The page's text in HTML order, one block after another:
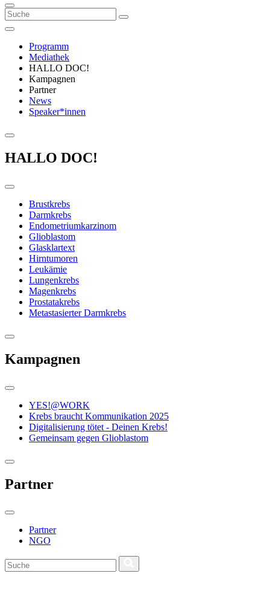
Programm
Mediathek
HALLO DOC!
Kampagnen
Partner
News
Speaker*innen
HALLO DOC!
Brustkrebs
Darmkrebs
Endometriumkarzinom
Glioblastom
Glasklartext
Hirntumoren
Leukämie
Lungenkrebs
Magenkrebs
Prostatakrebs
Metastasierter Darmkrebs
Kampagnen
YES!@WORK
Krebs braucht Kommunikation 2025
Digitalisierung tötet - Deinen Krebs!
Gemeinsam gegen Glioblastom
Partner
Partner
NGO